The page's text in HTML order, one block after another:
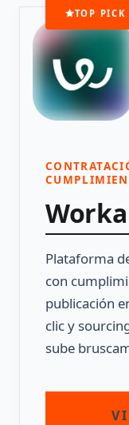
TOP PICK
Plataforma
con
publicación
clic y
sube